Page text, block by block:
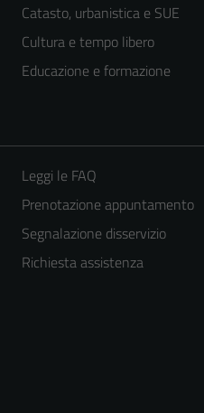
Catasto, urbanistica e SUE
Cultura e tempo libero
Educazione e formazione
Leggi le FAQ
Prenotazione appuntamento
Segnalazione disservizio
Richiesta assistenza